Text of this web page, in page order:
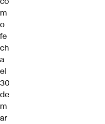
m
o
fe
ch
a
el
30
de
m
ar